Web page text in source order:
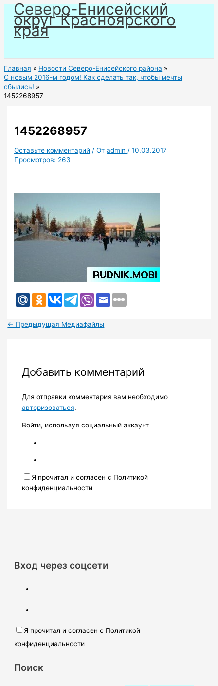
Перейти
содержимому
Северо-Енисейский
округ Красноярского
края
Главная
Новости Северо-Енисейского района
С новым 2016-м годом! Как сделать так, чтобы мечты
сбылись!
1452268957
1452268957
Оставьте комментарий / Отadmin /10.03.2017
Просмотров: 263
← Предыдущая Медиафайлы
Добавить комментарий
Для отправки комментария вам необходимо
авторизоваться.
Войти, используя социальный аккаунт
Я прочитал и согласен с Политикой
конфиденциальности
Вход через соцсети
Я прочитал и согласен с Политикой
конфиденциальности
Поиск